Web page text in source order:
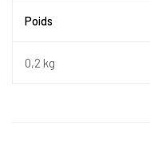
Poids
0,2 kg